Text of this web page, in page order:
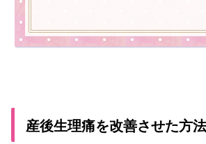
産後生理痛を改善させた方法